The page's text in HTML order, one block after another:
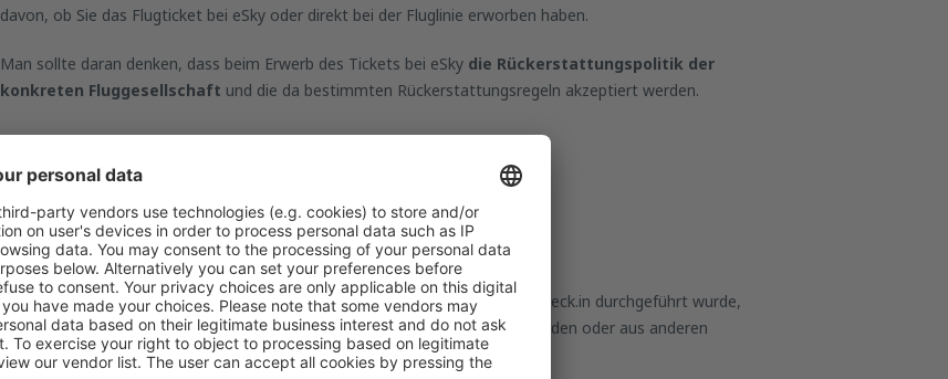
davon, ob Sie das Flugticket bei eSky oder direkt bei der Fluglinie erworben haben.
Man sollte daran denken, dass beim Erwerb des Tickets bei eSky die Rückerstattungspolitik der
konkreten Fluggesellschaft und die da bestimmten Rückerstattungsregeln akzeptiert werden.
Servicegebühren,
Dienstleistungspakete,
Online-Check-in – im Falle, wenn der Flug nicht stattgefunden hat aber Check.in durchgeführt wurde,
andere Zusatzleistungen, die bei eSky erworben wurden, die gemacht wurden oder aus anderen
Gründen der Rückerstattung nicht unterliegen (AirHelp+).